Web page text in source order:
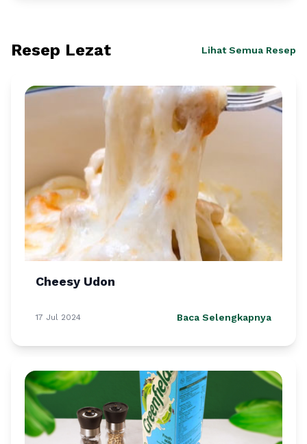
Resep Lezat Lihat Semua Resep
Cheesy Udon
17 Jul 2024 Baca Selengkapnya